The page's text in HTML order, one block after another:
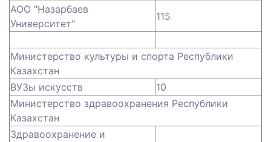
АОО "Назарбаев
Университет"
115
Министерство культуры и спорта Республики
Казахстан
ВУЗы искусств
10
Министерство здравоохранения Республики
Казахстан
Здравоохранение и